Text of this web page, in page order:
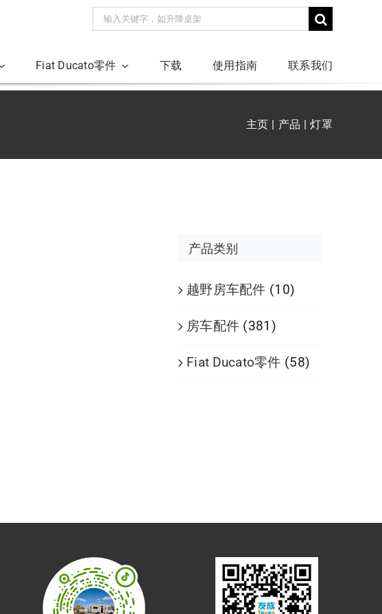
搜
Fiat Ducato零件 下载 使用指南 联系我们
主页 产品 灯罩
产品类别
越野房车配件 (10)
房车配件 (381)
Fiat Ducato零件 (58)